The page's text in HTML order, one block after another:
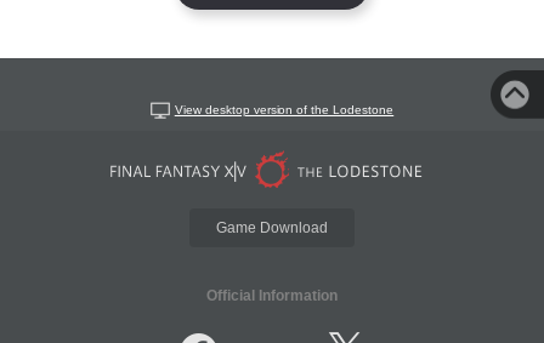
View desktop version of the Lodestone
Game Download
Official Information